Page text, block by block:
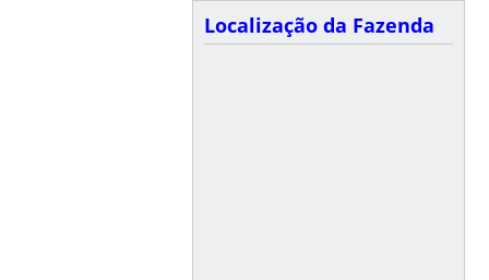
Localização da Fazenda